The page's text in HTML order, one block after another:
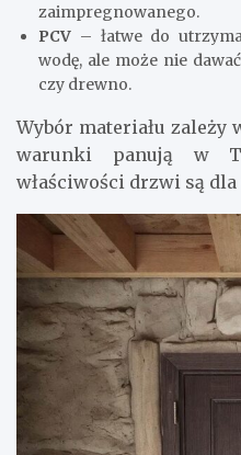
zaimpregnowanego.
PCV – łatwe do
wodę, ale może nie
czy drewno.
Wybór materiału zależy
warunki panują w
właściwości drzwi są